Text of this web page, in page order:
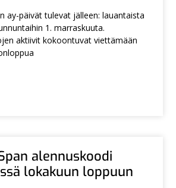
ay-päivät tulevat jälleen: lauantaista
1. marraskuuta.
aktiivit kokoontuvat viettämään
alennuskoodi
lokakuun loppuun